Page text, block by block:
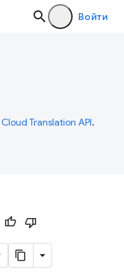
Войти
Cloud Translation API.